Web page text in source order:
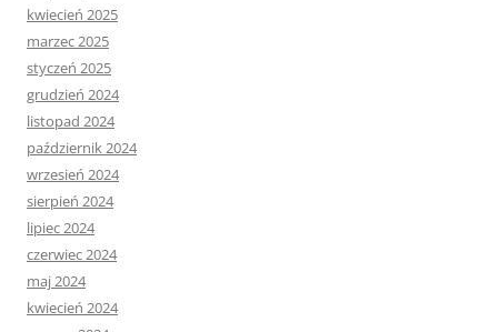
kwiecień 2025
marzec 2025
styczeń 2025
grudzień 2024
listopad 2024
październik 2024
wrzesień 2024
sierpień 2024
lipiec 2024
czerwiec 2024
maj 2024
kwiecień 2024